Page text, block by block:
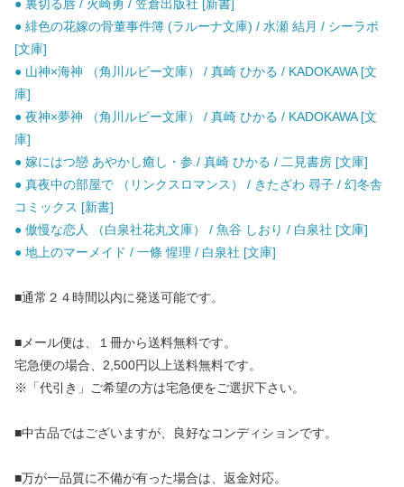
● 裏切る唇 / 火崎勇 / 笠倉出版社 [新書]
● 緋色の花嫁の骨董事件簿 (ラルーナ文庫) / 水瀬 結月 / シーラボ
[文庫]
● 山神×海神 （角川ルビー文庫） / 真崎 ひかる / KADOKAWA [文
庫]
● 夜神×夢神 （角川ルビー文庫） / 真崎 ひかる / KADOKAWA [文
庫]
● 嫁にはつ戀 あやかし癒し・参 / 真崎 ひかる / 二見書房 [文庫]
● 真夜中の部屋で （リンクスロマンス） / きたざわ 尋子 / 幻冬舎
コミックス [新書]
● 傲慢な恋人 （白泉社花丸文庫） / 魚谷 しおり / 白泉社 [文庫]
● 地上のマーメイド / 一條 惺理 / 白泉社 [文庫]
■通常２４時間以内に発送可能です。
■メール便は、１冊から送料無料です。
宅急便の場合、2,500円以上送料無料です。
※「代引き」ご希望の方は宅急便をご選択下さい。
■中古品ではございますが、良好なコンディションです。
■万が一品質に不備が有った場合は、返金対応。